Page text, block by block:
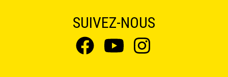
SUIVEZ-NOUS